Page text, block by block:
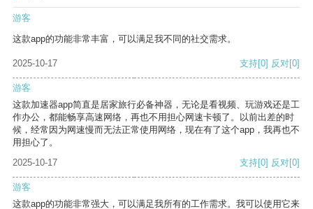
游客
这款app的功能非常丰富，可以满足我不同的社交需求。
2025-10-17 支持[0] 反对[0]
游客
这款加速器app简直是居家旅行必备神器，无论是看视频、玩游戏还是工
作办公，都能畅享高速网络，再也不用担心网速卡顿了。以前出差的时
候，经常因为网速慢而无法正常使用网络，现在有了这个app，我再也不
用担心了。
2025-10-17
支持[0] 反对[0]
游客
这款app的功能非常强大，可以满足我所有的工作需求。我可以使用它来